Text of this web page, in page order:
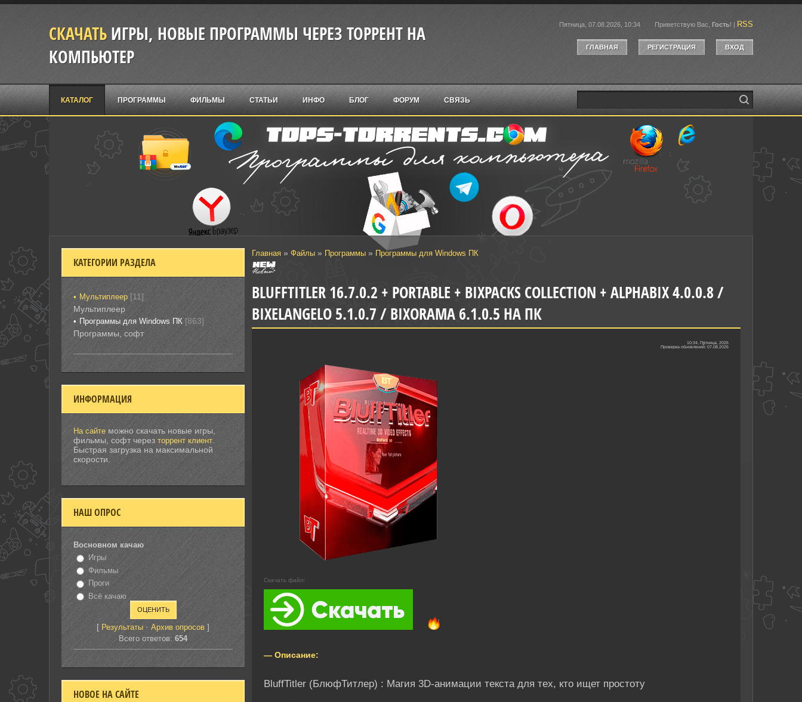
СКАЧАТЬИГРЫ, НОВЫЕ ПРОГРАММЫ ЧЕРЕЗ ТОРРЕНТ НА
КОМПЬЮТЕР
Пятница, 07.08.2026, 10:34 Приветствую Вас Гость! | RSS
ГЛАВНАЯ РЕГИСТРАЦИЯ ВХОД
КАТАЛОГ ПРОГРАММЫ ФИЛЬМЫ СТАТЬИ ИНФО БЛОГ ФОРУМ СВЯЗЬ
Главная» Файлы» Программы» Программы для Windows ПК
BLUFFTITLER 16.7.0.2 + PORTABLE + BIXPACKS COLLECTION + ALPHABIX 4.0.0.8 /
BIXELANGELO 5.1.0.7 / BIXORAMA 6.1.0.5 НА ПК
10:34, Пятница, 2026
Проверка обновлений: 07.08.2026
Скачать файл:
— Описание:
BluffTitler (БлюфТитлер) : Магия 3D-анимации текста для тех, кто ищет простоту
КАТЕГОРИИ РАЗДЕЛА
Мультиплеер [11]
Мультиплеер
Программы для Windows ПК [863]
Программы, софт
ИНФОРМАЦИЯ
На сайте можно скачать новые игры,
фильмы, софт через торрент клиент
Быстрая загрузка на максимальной
скорости.
НАШ ОПРОС
Восновном качаю
Игры
Фильмы
Проги
Всё качаю
[ Результаты·Архив опросов ]
Всего ответов:654
НОВОЕ НА САЙТЕ